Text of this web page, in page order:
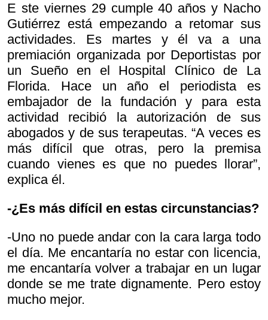
E ste viernes 29 cumple 40 años y Nacho
Gutiérrez está empezando a retomar sus
actividades. Es martes y él va a una
premiación organizada por Deportistas por
un Sueño en el Hospital Clínico de La
Florida. Hace un año el periodista es
embajador de la fundación y para esta
actividad recibió la autorización de sus
abogados y de sus terapeutas. “A veces es
más difícil que otras, pero la premisa
cuando vienes es que no puedes llorar”,
explica él.
-¿Es más difícil en estas circunstancias?
-Uno no puede andar con la cara larga todo
el día. Me encantaría no estar con licencia,
me encantaría volver a trabajar en un lugar
donde se me trate dignamente. Pero estoy
mucho mejor.